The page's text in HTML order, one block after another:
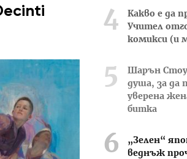
Какво е да
Учител
комикси (и
Шарън
душа, за да
уверена
битка
„Зелен“
веднъж